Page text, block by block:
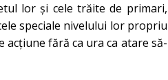
lor și cele trăite de primari,
speciale nivelului lor propriu
acțiune fără ca ura ca atare să-